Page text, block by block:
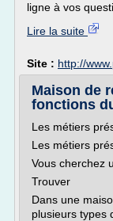
ligne à vos
Lire la suite
Site : http://
Maison de
fonctions
Les métiers
Les métiers
Vous cherchez
Trouver
Dans une
plusieurs types